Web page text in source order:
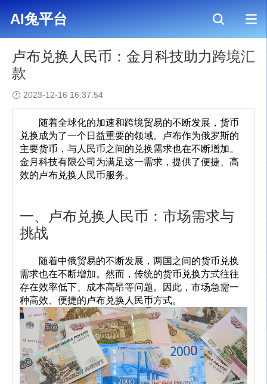
AI兔平台
卢布兑换人民币：金月科技助力跨境汇
款
2023-12-16 16:37:54
兑换成为了一个日益重要的领域。卢布作为俄罗斯的
主要货币，与人民币之间的兑换需求也在不断增加。
金月科技有限公司为满足这一需求，提供了便捷、高
效的卢布兑换人民币服务。
一、卢布兑换人民币：市场需求与
挑战
需求也在不断增加。然而，传统的货币兑换方式往往
存在效率低下、成本高昂等问题。因此，市场急需一
种高效、便捷的卢布兑换人民币方式。